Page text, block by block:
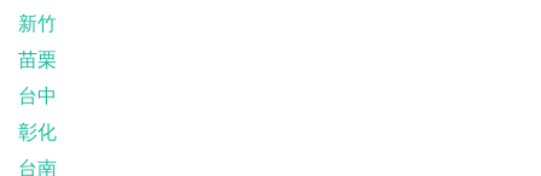
新竹
苗栗
台中
彰化
台南